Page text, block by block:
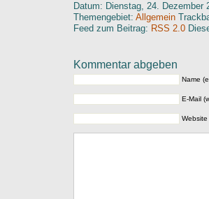
Datum: Dienstag, 24. Dezember
Themengebiet: Allgemein
Feed zum Beitrag: RSS 2.0
Kommentar abgeben
Name
E-Mail
Website